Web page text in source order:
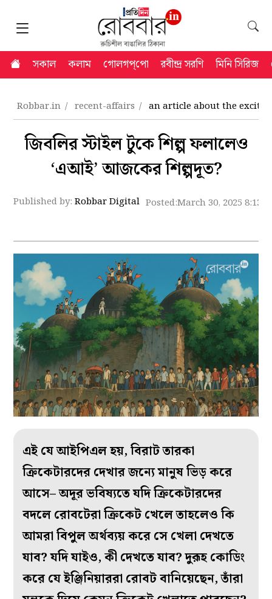
সকাল কলাম গোলগপ্‌পো রবীন্দ্র সরণি মিনি সিরিজ
Robbar.in recent-affairs an article about the
জিবলির স্টাইল টুকে শিল্প ফলালেও
‘এআই’ আজকের শিল্পদূত?
Published by:Robbar Digital Posted:March 30, 2025 8:13
এই যে আইপিএল হয়, বিরাট তারকা
ক্রিকেটারদের দেখার জন্যে মানুষ ভিড় করে
আসে– অদূর ভবিষ্যতে যদি ক্রিকেটারদের
বদলে রোবটেরা ক্রিকেট খেলে তাহলেও কি
আমরা বিপুল অর্থব্যয় করে সে খেলা দেখতে
যাব? যদি যাইও, কী দেখতে যাব? দুরূহ কোডিং
করে যে ইঞ্জিনিয়াররা রোবট বানিয়েছেন, তাঁরা